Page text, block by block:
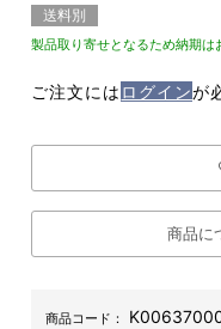
送料別
製品取り寄せとなるため納期は
ご注文には ログインが
商品に
商品コード：